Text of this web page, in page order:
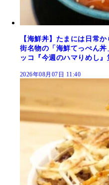
【海鮮丼】たまには日常
街名物の「海鮮てっぺん
ッコ『今週のハマりめし』
2026年08月07日 11:40